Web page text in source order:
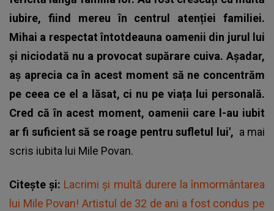
iubire, fiind mereu în centrul atenției familiei.
Mihai a respectat întotdeauna oamenii din jurul lui
și niciodată nu a provocat supărare cuiva. Așadar,
aș aprecia ca în acest moment să ne concentrăm
pe ceea ce el a lăsat, ci nu pe viața lui personală.
Cred că în acest moment, oamenii care l-au iubit
ar fi suficient să se roage pentru sufletul lui', a mai
scris iubita lui Mile Povan.
Citește și: Lacrimi și multă durere la înmormântarea
lui Mile Povan! Artistul de 32 de ani a fost condus pe